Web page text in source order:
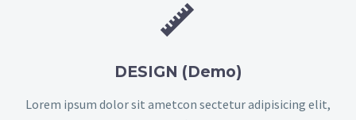


DESIGN (Demo)
Lorem ipsum dolor sit ametcon sectetur adipisicing elit,